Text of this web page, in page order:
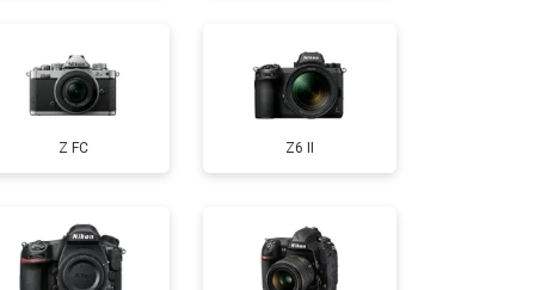
3300 ₽ Заказать
3100 ₽ Заказать
Z FC Z6 II